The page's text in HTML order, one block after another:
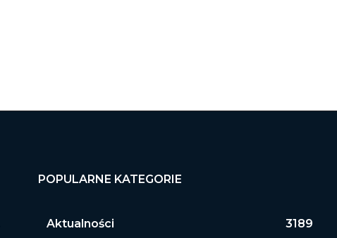
POPULARNE KATEGORIE
Aktualności 3189